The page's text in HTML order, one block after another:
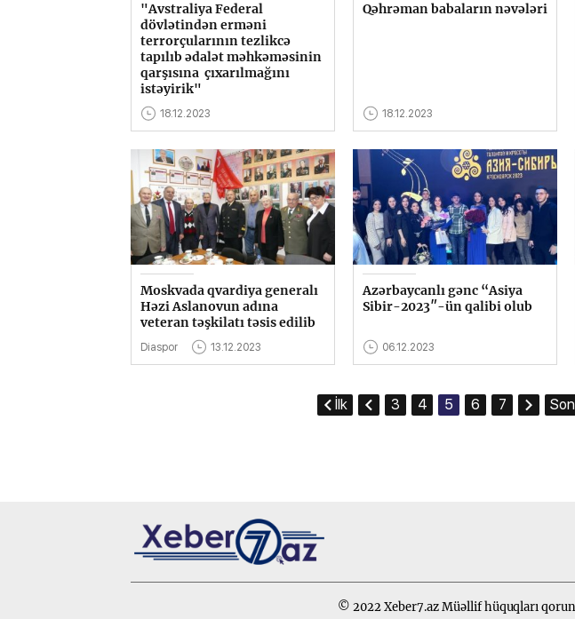
"Avstraliya Federal
dövlətindən erməni
terrorçularının tezlikcə
tapılıb ədalət məhkəməsinin
qarşısına çıxarılmağını
istəyirik"
18.12.2023
Qəhrəman babaların nəvələri
18.12.2023
Moskvada qvardiya generalı
Həzi Aslanovun adına
veteran təşkilatı təsis edilib
Diaspor 13.12.2023
Azərbaycanlı gənc “Asiya
Sibir-2023″-ün qalibi olub
06.12.2023
İlk 3 4 5 6 7 Son
© 2022 Xeber7.az Müəllif hüquqları